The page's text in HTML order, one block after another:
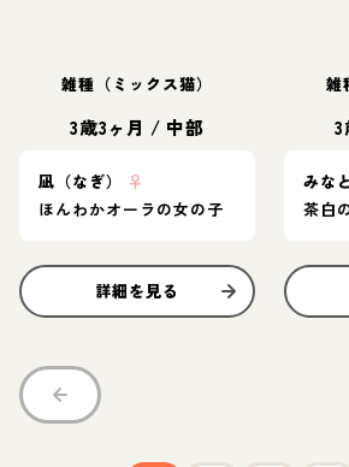
雑種（ミックス猫）
3歳3ヶ月 / 中部
凪（なぎ）
♀
ほんわかオーラの女の子
詳細を見る
雑
3
みなと
茶白